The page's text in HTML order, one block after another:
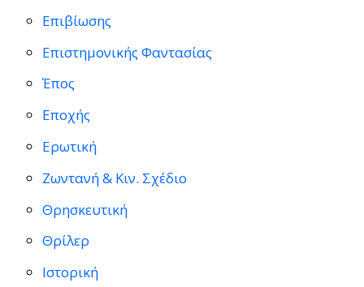
Επιβίωσης
Επιστημονικής Φαντασίας
Έπος
Εποχής
Ερωτική
Ζωντανή & Κιν. Σχέδιο
Θρησκευτική
Θρίλερ
Ιστορική